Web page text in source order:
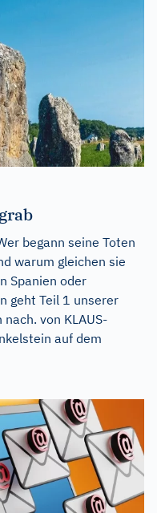
begann seine Toten
warum gleichen sie
Spanien oder
geht Teil 1 unserer
von KLAUS-
auf dem